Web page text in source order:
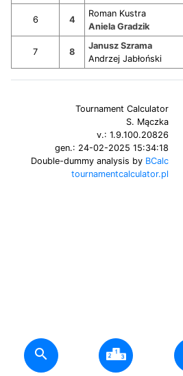
6 4
Roman Kustra
Aniela Gradzik
7 8
Janusz Szrama
Andrzej Jabłoński
Tournament Calculator
S. Mączka
v.:1.9.100.20826
gen.: 24-02-2025 15:34:18
Double-dummy analysis by BCalc
tournamentcalculator.pl
search